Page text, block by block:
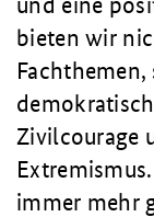
bieten wir
Zivilcourage
immer mehr